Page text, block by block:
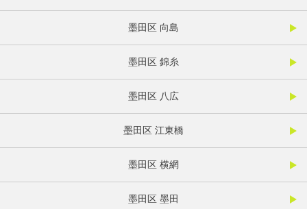
墨田区 向島
墨田区 錦糸
墨田区 八広
墨田区 江東橋
墨田区 横網
墨田区 墨田